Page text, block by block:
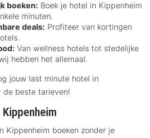
boeken: Boek je hotel in Kippenheim
minuten.
deals: Profiteer van kortingen
Van wellness hotels tot stedelijke
hebben het allemaal.
jouw last minute hotel in
de beste tarieven!
Kippenheim boeken zonder je